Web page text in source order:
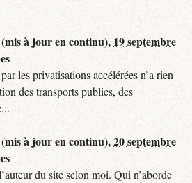
à jour en continu), 19 septembre
les privatisations accélérées n’a rien
des transports publics, des
à jour en continu),20 septembre
du site selon moi. Qui n’aborde